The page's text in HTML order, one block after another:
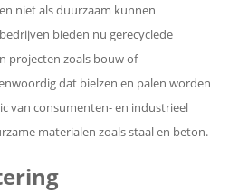
niet als duurzaam kunnen
bieden nu gerecyclede
projecten zoals bouw of
dat bielzen en palen worden
van consumenten- en industrieel
materialen zoals staal en beton.